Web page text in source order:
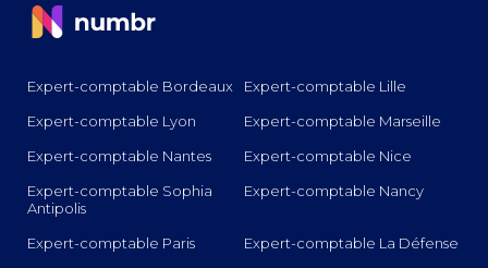
Expert-comptable Bordeaux
Expert-comptable Lille
Expert-comptable Lyon
Expert-comptable Marseille
Expert-comptable Nantes
Expert-comptable Nice
Expert-comptable Sophia
Antipolis
Expert-comptable Nancy
Expert-comptable Paris
Expert-comptable La Défense